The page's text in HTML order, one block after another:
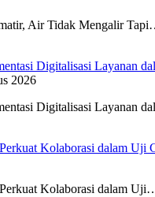
Air Tidak Mengalir
Digitalisasi Layanan
2026
Digitalisasi Layanan
Kolaborasi dalam
Kolaborasi dalam